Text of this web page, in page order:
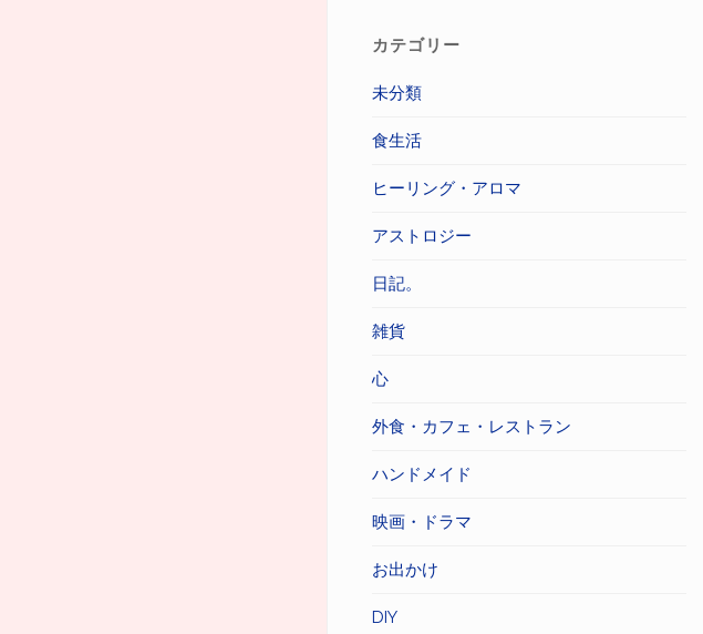
カテゴリー
未分類
食生活
ヒーリング・アロマ
アストロジー
日記。
雑貨
心
外食・カフェ・レストラン
ハンドメイド
映画・ドラマ
お出かけ
DIY